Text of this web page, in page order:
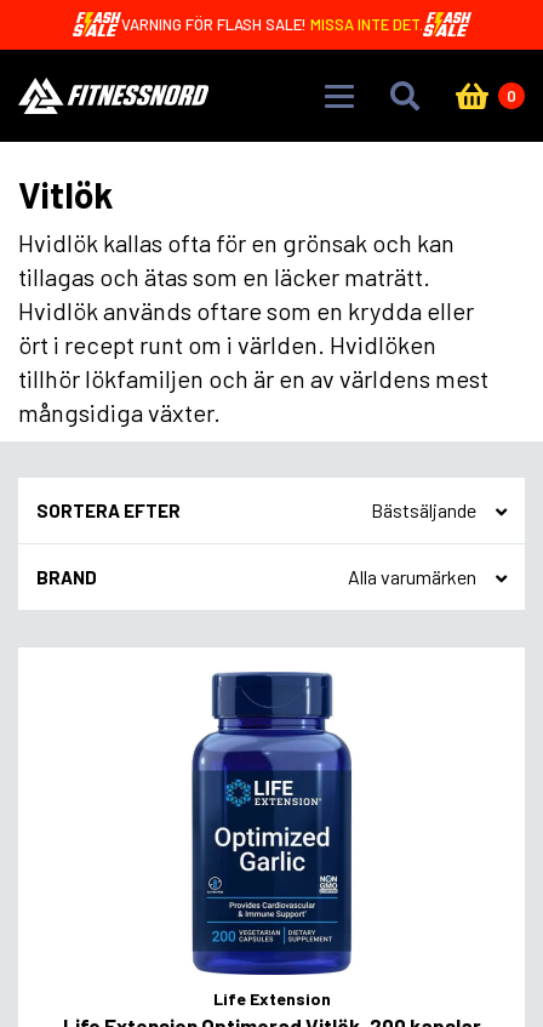
Skip to main contentVARNING FÖR FLASH SALE! MISSA INTE DET.
0
Vitlök
Hvidlök kallas ofta för en grönsak och kan
tillagas och ätas som en läcker maträtt.
Hvidlök används oftare som en krydda eller
ört i recept runt om i världen. Hvidlöken
tillhör lökfamiljen och är en av världens mest
mångsidiga växter.
SORTERA EFTER
BRAND
Life Extension